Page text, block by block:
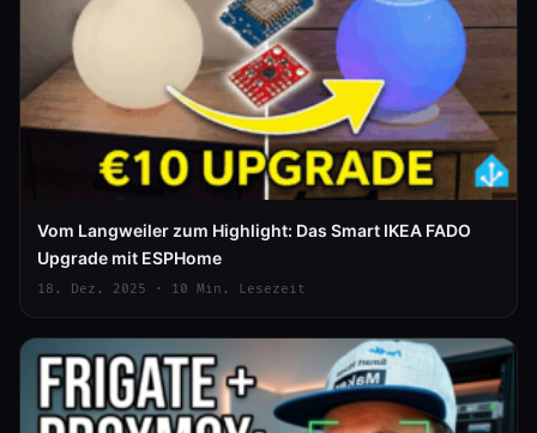
Vom Langweiler zum Highlight: Das Smart IKEA FADO
Upgrade mit ESPHome
18. Dez. 2025 · 10 Min. Lesezeit